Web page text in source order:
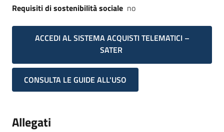
Requisiti di sostenibilità sociale no
ACCEDI AL SISTEMA ACQUISTI TELEMATICI –
SATER
CONSULTA LE GUIDE ALL'USO
Allegati